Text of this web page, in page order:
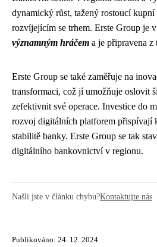
dynamický růst, tažený rostoucí kupní
rozvíjejícím se trhem. Erste Group je
významným hráčem a je připravena z
Erste Group se také zaměřuje na
transformaci, což jí umožňuje oslovit
zefektivnit své operace. Investice do
rozvoj digitálních platforem přispívají
stabilitě banky. Erste Group se tak
digitálního bankovnictví v regionu.
Našli jste v článku chybu?Kontaktujte nás
Publikováno: 24. 12. 2024